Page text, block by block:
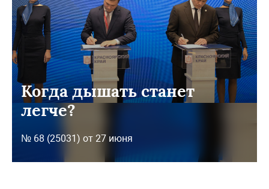
Когда дышать станет
легче?
№ 68 (25031) от 27 июня